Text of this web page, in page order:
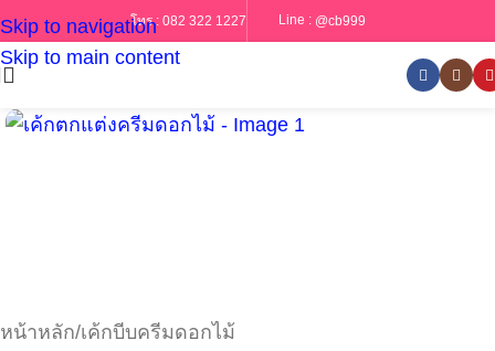
Skip to navigation
Skip to main content
โทร : 082 322 1227 Line : @cb999
หน้าหลัก/เค้กบีบครีมดอกไม้